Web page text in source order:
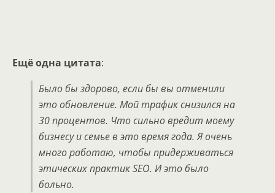
Ещё одна цитата:
Было бы здорово, если бы вы отменили
это обновление. Мой трафик снизился на
30 процентов. Что сильно вредит моему
бизнесу и семье в это время года. Я очень
много работаю, чтобы придерживаться
этических практик SEO. И это было
больно.